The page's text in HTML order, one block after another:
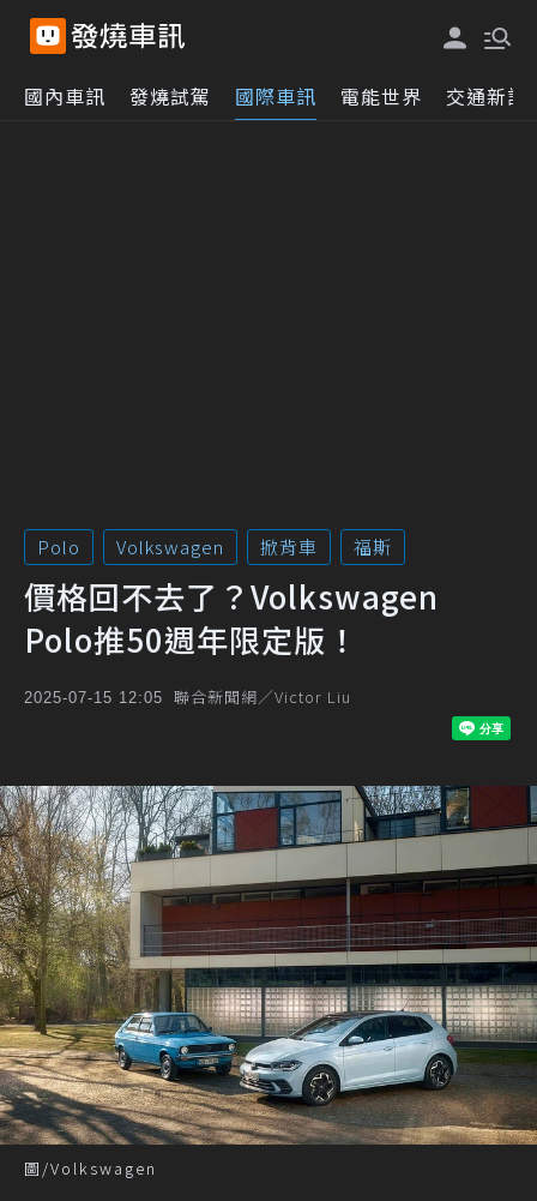
國內車訊 發燒試駕 國際車訊 電能世界 交通新訊
Polo Volkswagen 掀背車 福斯
價格回不去了？Volkswagen
Polo推50週年限定版！
2025-07-15 12:05 聯合新聞網／Victor Liu
圖/Volkswagen